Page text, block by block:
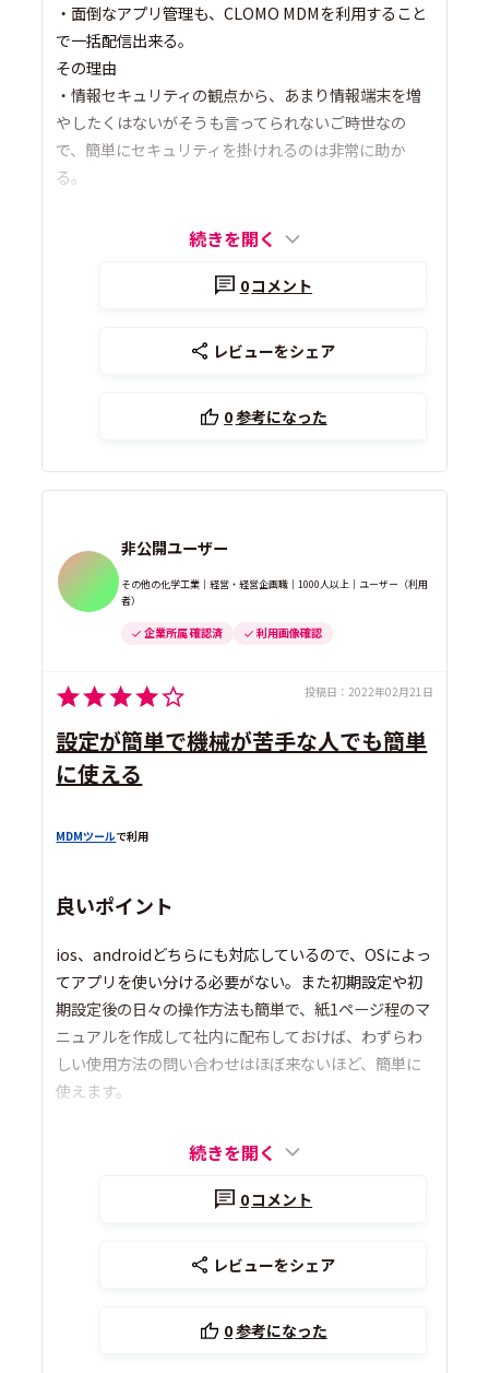
・面倒なアプリ管理も、CLOMO MDMを利用すること
で一括配信出来る。
その理由
・情報セキュリティの観点から、あまり情報端末を増
やしたくはないがそうも言ってられないご時世なの
で、簡単にセキュリティを掛けれるのは非常に助か
る。
続きを開く
0コメント
レビューをシェア
0参考になった
非公開ユーザー
その他の化学工業｜経営・経営企画職｜1000人以上｜ユーザー（利用
者）
企業所属 確認済 利用画像確認
投稿日： 2022年02月21日
設定が簡単で機械が苦手な人でも簡単
に使える
MDMツールで利用
良いポイント
ios、androidどちらにも対応しているので、OSによっ
てアプリを使い分ける必要がない。また初期設定や初
期設定後の日々の操作方法も簡単で、紙1ページ程のマ
ニュアルを作成して社内に配布しておけば、わずらわ
しい使用方法の問い合わせはほぼ来ないほど、簡単に
使えます。
続きを開く
0コメント
レビューをシェア
0参考になった